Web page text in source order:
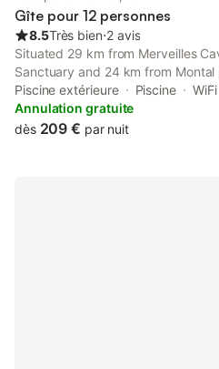
gestionnaire peut vous tenir
éventuels et vous facturer des
chaussée : Sa
Gîte pour 12 personnes
8.5Très bien⋅2 avis
Situated 29 km from Merveilles
Sanctuary and 24 km from Montal
Marivaloise" capacité jusqu'à 12
located in Lacapelle-Marival.
Piscine extérieure Piscine
WiFi
Annulation gratuite
dès 209 € par nuit